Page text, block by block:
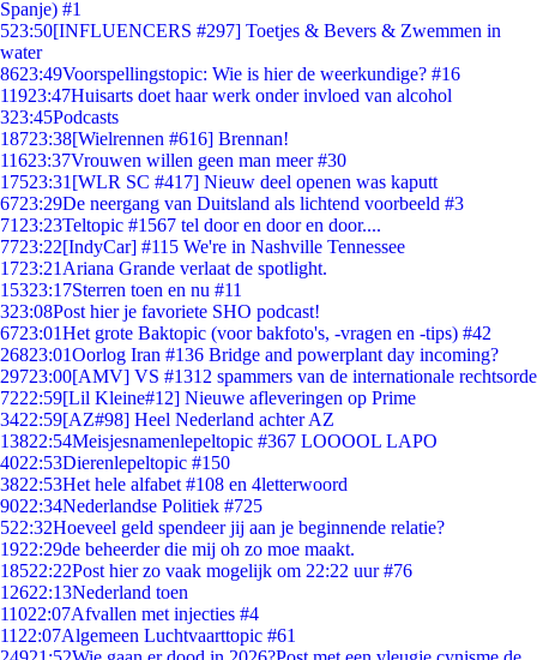
Spanje) #1
523:50[INFLUENCERS #297] Toetjes & Bevers & Zwemmen in
water
8623:49Voorspellingstopic: Wie is hier de weerkundige? #16
11923:47Huisarts doet haar werk onder invloed van alcohol
323:45Podcasts
18723:38[Wielrennen #616] Brennan!
11623:37Vrouwen willen geen man meer #30
17523:31 [WLR SC #417] Nieuw deel openen was kaputt
6723:29De neergang van Duitsland als lichtend voorbeeld #3
71 23:23Teltopic #1567 tel door en door en door....
7723:22[IndyCar] #115 We're in Nashville Tennessee
1723:21 Ariana Grande verlaat de spotlight.
15323:17Sterren toen en nu #11
323:08Post hier je favoriete SHO podcast!
6723:01Het grote Baktopic (voor bakfoto's, -vragen en -tips) #42
26823:01Oorlog Iran #136 Bridge and powerplant day incoming?
29723:00[AMV] VS #1312 spammers van de internationale rechtsorde
7222:59[Lil Kleine#12] Nieuwe afleveringen op Prime
3422:59[AZ#98] Heel Nederland achter AZ
13822:54Meisjesnamenlepeltopic #367 LOOOOL LAPO
4022:53Dierenlepeltopic #150
3822:53Het hele alfabet #108 en 4letterwoord
9022:34Nederlandse Politiek #725
522:32Hoeveel geld spendeer jij aan je beginnende relatie?
1922:29de beheerder die mij oh zo moe maakt.
18522:22Post hier zo vaak mogelijk om 22:22 uur #76
12622:13Nederland toen
11022:07Afvallen met injecties #4
11 22:07Algemeen Luchtvaarttopic #61